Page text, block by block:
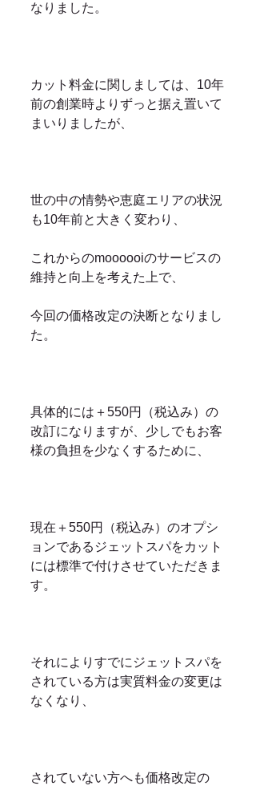
なりました。
カット料金に関しましては、10年
前の創業時よりずっと据え置いて
まいりましたが、
世の中の情勢や恵庭エリアの状況
も10年前と大きく変わり、
これからのmoooooiのサービスの
維持と向上を考えた上で、
今回の価格改定の決断となりまし
た。
具体的には＋550円（税込み）の
改訂になりますが、少しでもお客
様の負担を少なくするために、
現在＋550円（税込み）のオプシ
ョンであるジェットスパをカット
には標準で付けさせていただきま
す。
それによりすでにジェットスパを
されている方は実質料金の変更は
なくなり、
されていない方へも価格改定の